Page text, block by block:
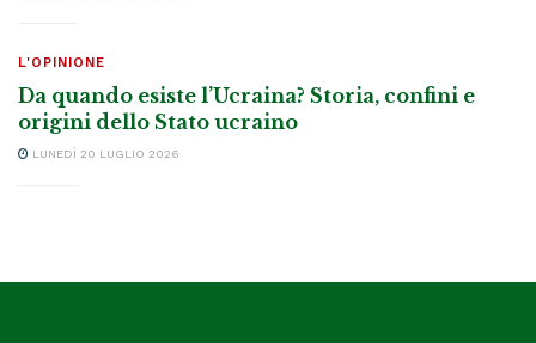
L'OPINIONE
Da quando esiste l’Ucraina? Storia, confini e
origini dello Stato ucraino
LUNEDÌ 20 LUGLIO 2026